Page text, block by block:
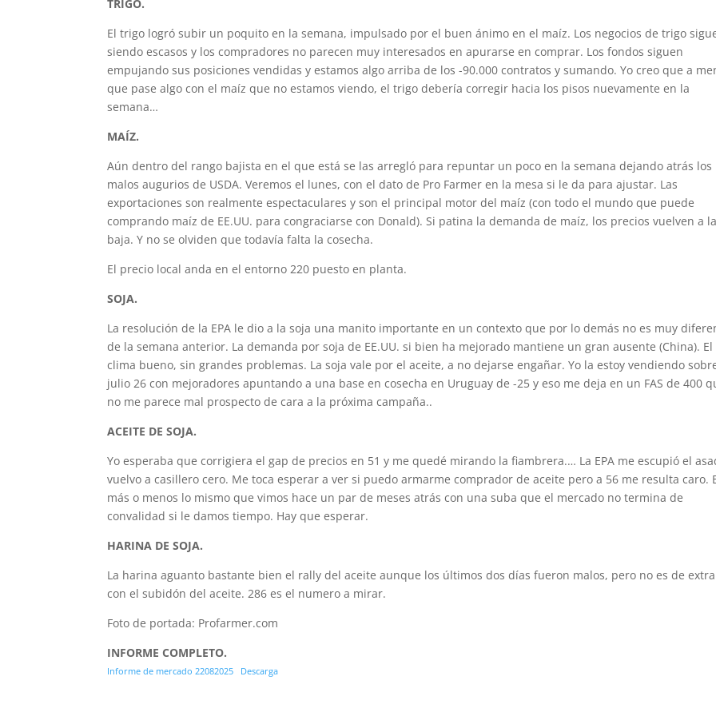
TRIGO.
El trigo logró subir un poquito en la semana, impulsado por el buen ánimo en el maíz. Los negocios de trigo
siendo escasos y los compradores no parecen muy interesados en apurarse en comprar. Los fondos siguen
empujando sus posiciones vendidas y estamos algo arriba de los -90.000 contratos y sumando. Yo creo que a
que pase algo con el maíz que no estamos viendo, el trigo debería corregir hacia los pisos nuevamente en la
semana…
MAÍZ.
Aún dentro del rango bajista en el que está se las arregló para repuntar un poco en la semana dejando atrás los
malos augurios de USDA. Veremos el lunes, con el dato de Pro Farmer en la mesa si le da para ajustar. Las
exportaciones son realmente espectaculares y son el principal motor del maíz (con todo el mundo que puede
comprando maíz de EE.UU. para congraciarse con Donald). Si patina la demanda de maíz, los precios vuelven a la
baja. Y no se olviden que todavía falta la cosecha.
El precio local anda en el entorno 220 puesto en planta.
SOJA.
La resolución de la EPA le dio a la soja una manito importante en un contexto que por lo demás no es muy
de la semana anterior. La demanda por soja de EE.UU. si bien ha mejorado mantiene un gran ausente (China). El
clima bueno, sin grandes problemas. La soja vale por el aceite, a no dejarse engañar. Yo la estoy vendiendo
julio 26 con mejoradores apuntando a una base en cosecha en Uruguay de -25 y eso me deja en un FAS de 400
no me parece mal prospecto de cara a la próxima campaña..
ACEITE DE SOJA.
Yo esperaba que corrigiera el gap de precios en 51 y me quedé mirando la fiambrera.… La EPA me escupió el
vuelvo a casillero cero. Me toca esperar a ver si puedo armarme comprador de aceite pero a 56 me resulta caro.
más o menos lo mismo que vimos hace un par de meses atrás con una suba que el mercado no termina de
convalidad si le damos tiempo. Hay que esperar.
HARINA DE SOJA.
La harina aguanto bastante bien el rally del aceite aunque los últimos dos días fueron malos, pero no es de
con el subidón del aceite. 286 es el numero a mirar.
Foto de portada: Profarmer.com
INFORME COMPLETO.
Informe de mercado 22082025 Descarga